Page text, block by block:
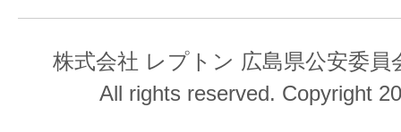
株式会社 レプトン 広島県公安委員
All rights reserved. Copyright